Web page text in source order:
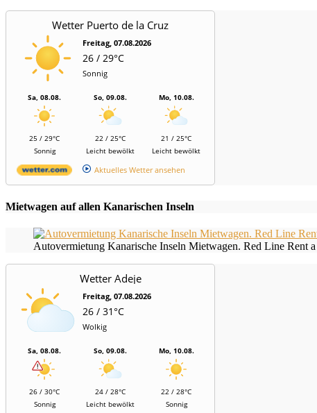
Wetter Puerto de la Cruz
Freitag, 07.08.2026
26 / 29°C
Sonnig
Sa, 08.08.
25 / 29°C
Sonnig
So, 09.08.
22 / 25°C
Leicht bewölkt
Mo, 10.08.
21 / 25°C
Leicht bewölkt
Aktuelles Wetter ansehen
Mietwagen auf allen Kanarischen Inseln
Autovermietung Kanarische Inseln Mietwagen. Red Line Rent a
Wetter Adeje
Freitag, 07.08.2026
26 / 31°C
Wolkig
Sa, 08.08.
26 / 30°C
Sonnig
So, 09.08.
24 / 28°C
Leicht bewölkt
Mo, 10.08.
22 / 28°C
Sonnig